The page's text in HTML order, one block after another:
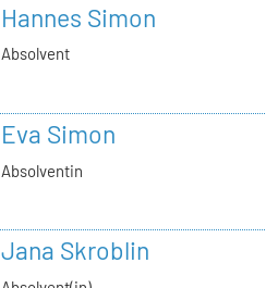
Hannes Simon
Absolvent
Eva Simon
Absolventin
Jana Skroblin